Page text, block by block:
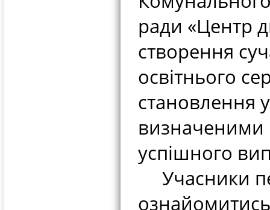
ради «Центр
створення
освітнього
становлення
визначеними
успішного
Учасники